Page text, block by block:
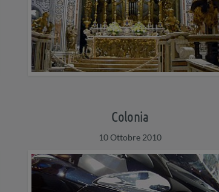
Colonia
10 Ottobre 2010